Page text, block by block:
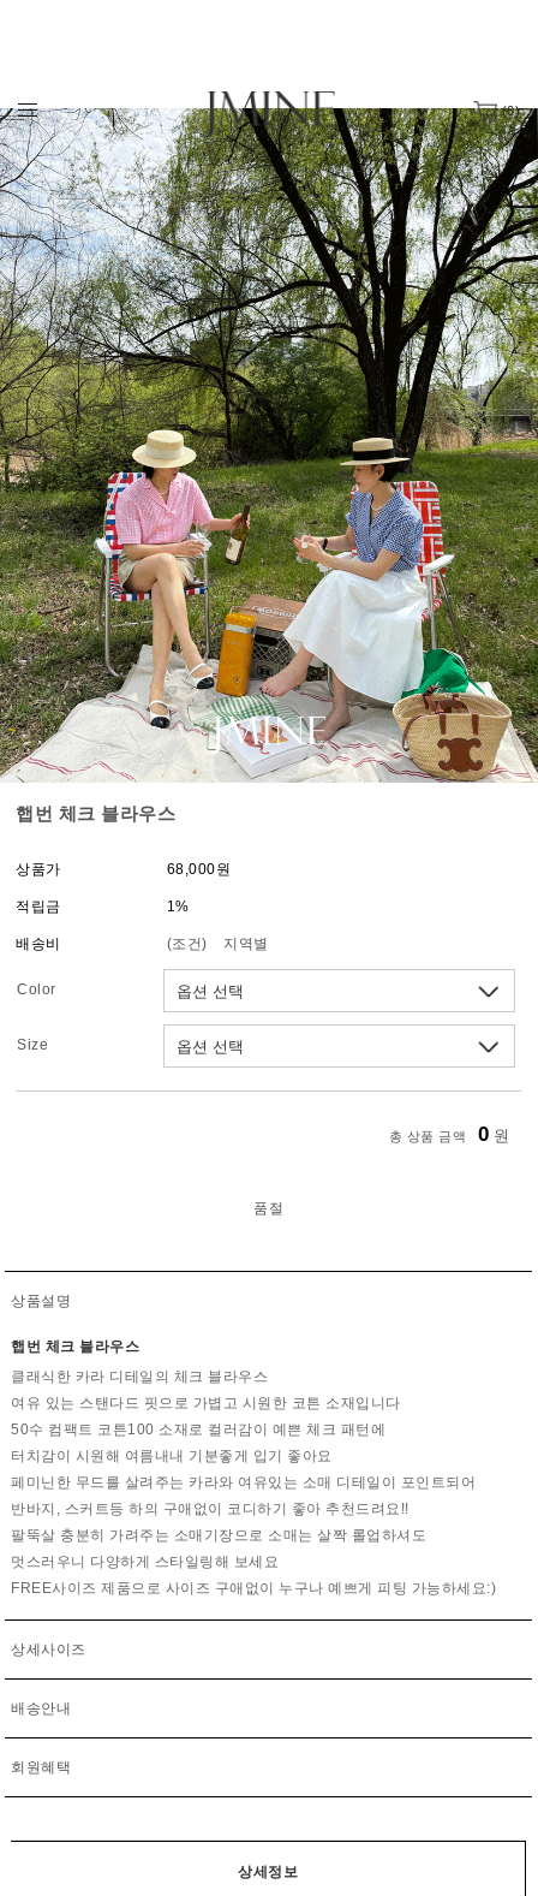
(0)
햅번 체크 블라우스
상품가 68,000원
적립금 1%
배송비 (조건) 지역별
Color
Size
총 상품 금액 0 원
품절
상품설명
햅번 체크 블라우스
클래식한 카라 디테일의 체크 블라우스
여유 있는 스탠다드 핏으로 가볍고 시원한 코튼 소재입니다
50수 컴팩트 코튼100 소재로 컬러감이 예쁜 체크 패턴에
터치감이 시원해 여름내내 기분좋게 입기 좋아요
페미닌한 무드를 살려주는 카라와 여유있는 소매 디테일이 포인트되어
반바지, 스커트등 하의 구애없이 코디하기 좋아 추천드려요!!
팔뚝살 충분히 가려주는 소매기장으로 소매는 살짝 롤업하셔도
멋스러우니 다양하게 스타일링해 보세요
FREE사이즈 제품으로 사이즈 구애없이 누구나 예쁘게 피팅 가능하세요:)
상세사이즈
배송안내
회원혜택
상세정보